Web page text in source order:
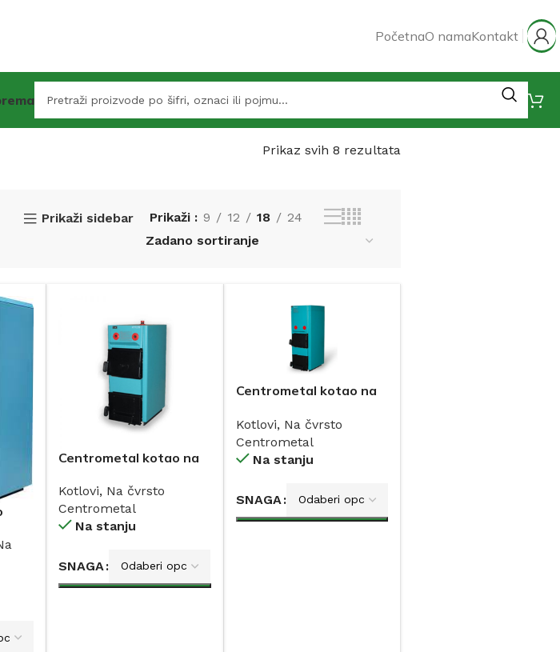
PočetnaO namaKontakt
Prikaz svih 8 rezultata
Prikaži sidebar Prikaži 9 12 18 24
Centrometal kotao na
110kW
Kotlovi, Na čvrsto
Centrometal
Na stanju
SNAGA
Centrometal kotao na
bojlerom 30-50kW
Kotlovi, Na čvrsto
Centrometal
Na stanju
SNAGA